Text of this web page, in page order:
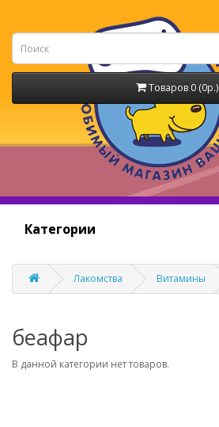
Товаров 0 (0р.)
Категории
Лакомства Витамины
беафар
В данной категории нет товаров.